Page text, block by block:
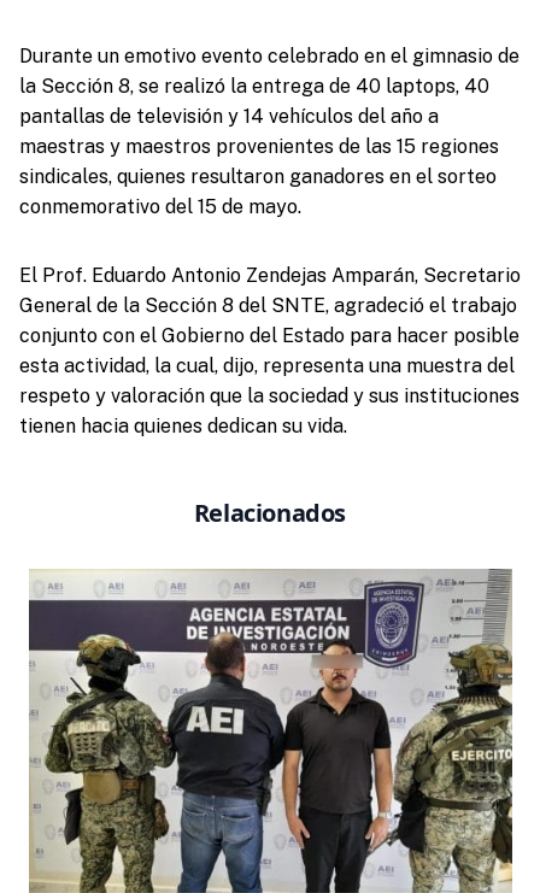
Durante un emotivo evento celebrado en el gimnasio de
la Sección 8, se realizó la entrega de 40 laptops, 40
pantallas de televisión y 14 vehículos del año a
maestras y maestros provenientes de las 15 regiones
sindicales, quienes resultaron ganadores en el sorteo
conmemorativo del 15 de mayo.
El Prof. Eduardo Antonio Zendejas Amparán, Secretario
General de la Sección 8 del SNTE, agradeció el trabajo
conjunto con el Gobierno del Estado para hacer posible
esta actividad, la cual, dijo, representa una muestra del
respeto y valoración que la sociedad y sus instituciones
tienen hacia quienes dedican su vida.
Relacionados